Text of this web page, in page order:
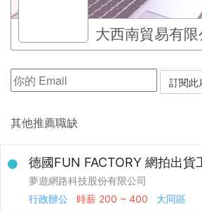
大西南貿易有限
其他推薦職缺
德國FUN FACTORY 網拍出貨
夢遊網路科技股份有限公司
行政辦公
時薪 200 ~ 400 大同區